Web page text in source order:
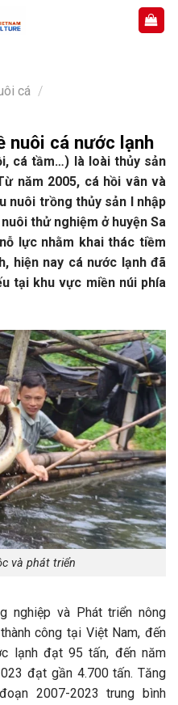
cá /
nuôi cá nước lạnh
cá tầm…) là loài thủy sản
năm 2005, cá hồi vân và
nuôi trồng thủy sản I nhập
thử nghiệm ở huyện Sa
lực nhằm khai thác tiềm
hiện nay cá nước lạnh đã
tại khu vực miền núi phía
và phát triển
nghiệp và Phát triển nông
công tại Việt Nam, đến
lạnh đạt 95 tấn, đến năm
đạt gần 4.700 tấn. Tăng
2007-2023 trung bình